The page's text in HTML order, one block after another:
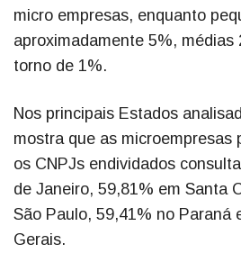
micro empresas, enquanto
aproximadamente 5%, médias
torno de 1%.
Nos principais Estados
mostra que as microempresas
os CNPJs endividados
de Janeiro, 59,81% em Santa
São Paulo, 59,41% no Paraná
Gerais.